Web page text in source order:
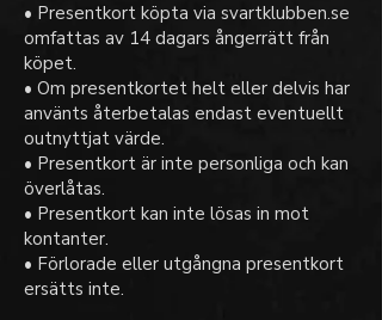
• Presentkort köpta via svartklubben.se
omfattas av 14 dagars ångerrätt från
köpet.
• Om presentkortet helt eller delvis har
använts återbetalas endast eventuellt
outnyttjat värde.
• Presentkort är inte personliga och kan
överlåtas.
• Presentkort kan inte lösas in mot
kontanter.
• Förlorade eller utgångna presentkort
ersätts inte.